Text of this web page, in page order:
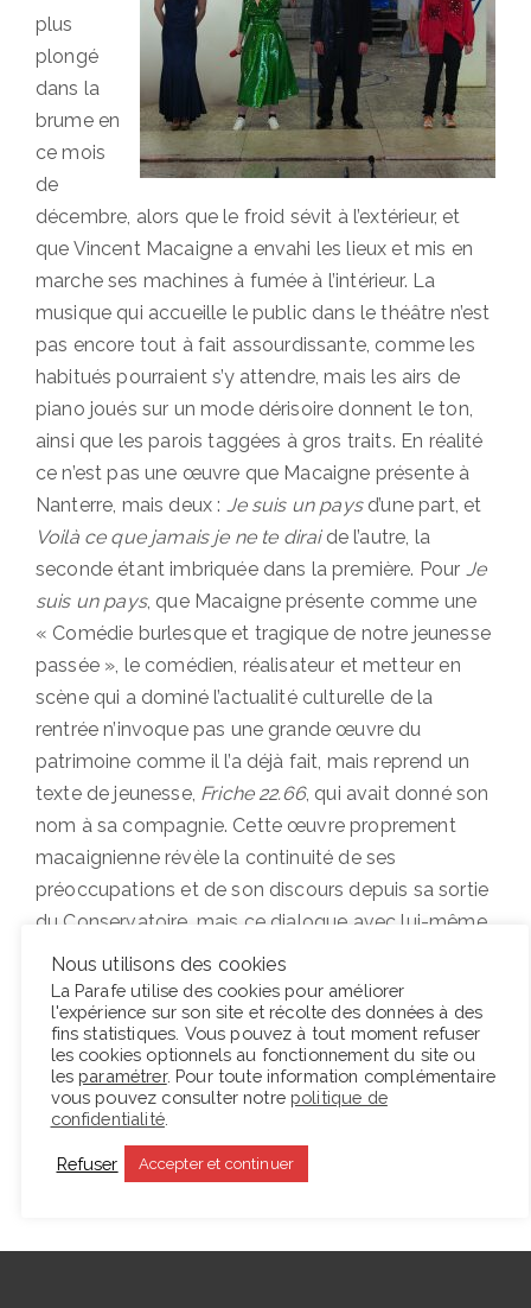
plus
plongé
dans la
brume en
ce mois
de
décembre, alors que le froid sévit à l’extérieur, et
que Vincent Macaigne a envahi les lieux et mis en
marche ses machines à fumée à l’intérieur. La
musique qui accueille le public dans le théâtre n’est
pas encore tout à fait assourdissante, comme les
habitués pourraient s’y attendre, mais les airs de
piano joués sur un mode dérisoire donnent le ton,
ainsi que les parois taggées à gros traits. En réalité
ce n’est pas une œuvre que Macaigne présente à
Nanterre, mais deux : Je suis un pays d’une part, et
Voilà ce que jamais je ne te diraide l’autre, la
seconde étant imbriquée dans la première. Pour Je
suis un pays, que Macaigne présente comme une
« Comédie burlesque et tragique de notre jeunesse
passée », le comédien, réalisateur et metteur en
scène qui a dominé l’actualité culturelle de la
rentrée n’invoque pas une grande œuvre du
patrimoine comme il l’a déjà fait, mais reprend un
texte de jeunesse, Friche 22.66, qui avait donné son
nom à sa compagnie. Cette œuvre proprement
macaignienne révèle la continuité de ses
préoccupations et de son discours depuis sa sortie
du Conservatoire, mais ce dialogue avec lui-même
se révèle moins puissants que les précédents
dialogues qu’il avait pu mettre en place avec
Shakespeare ouDostoïevski.
Lire la suite
Nous utilisons des cookies
La Parafe utilise des cookies pour améliorer
l'expérience sur son site et récolte des données à des
fins statistiques. Vous pouvez à tout moment refuser
les cookies optionnels au fonctionnement du site ou
les paramétrer. Pour toute information complémentaire
vous pouvez consulter notre politique de
confidentialité.
Refuser Accepter et continuer